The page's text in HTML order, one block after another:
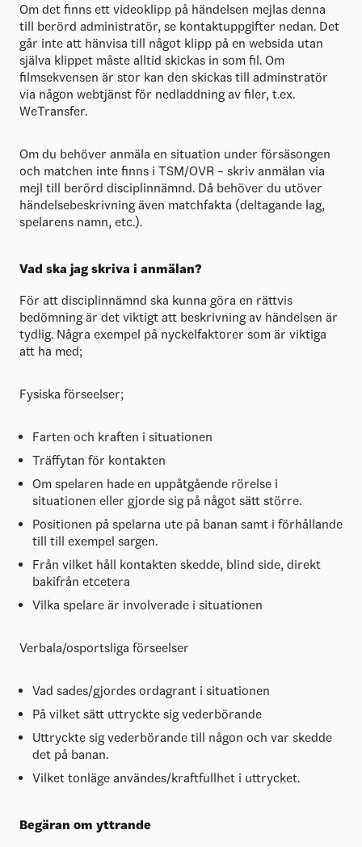
Om det finns ett videoklipp på händelsen mejlas denna
till berörd administratör, se kontaktuppgifter nedan. Det
går inte att hänvisa till något klipp på en websida utan
själva klippet måste alltid skickas in som fil. Om
filmsekvensen är stor kan den skickas till adminstratör
via någon webtjänst för nedladdning av filer, t.ex.
WeTransfer.
Om du behöver anmäla en situation under försäsongen
och matchen inte finns i TSM/OVR – skriv anmälan via
mejl till berörd disciplinnämnd. Då behöver du utöver
händelsebeskrivning även matchfakta (deltagande lag,
spelarens namn, etc.).
Vad ska jag skriva i anmälan?
För att disciplinnämnd ska kunna göra en rättvis
bedömning är det viktigt att beskrivning av händelsen är
tydlig. Några exempel på nyckelfaktorer som är viktiga
att ha med;
Fysiska förseelser;
Farten och kraften i situationen
Träffytan för kontakten
Om spelaren hade en uppåtgående rörelse i
situationen eller gjorde sig på något sätt större.
Positionen på spelarna ute på banan samt i förhållande
till till exempel sargen.
Från vilket håll kontakten skedde, blind side, direkt
bakifrån etcetera
Vilka spelare är involverade i situationen
Verbala/osportsliga förseelser
Vad sades/gjordes ordagrant i situationen
På vilket sätt uttryckte sig vederbörande
Uttryckte sig vederbörande till någon och var skedde
det på banan.
Vilket tonläge användes/kraftfullhet i uttrycket.
Begäran om yttrande